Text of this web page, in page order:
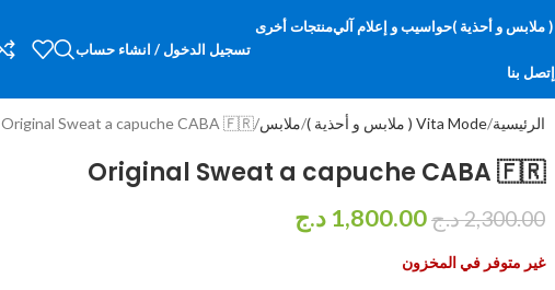
حواسيب و إعلام آليمنتجات أخرى
إتصل بنا
تسجيل الدخول / انشاء حساب
الرئيسية Vita Mode ( ملابس و أحذية ) ملابس Original Sweat a capuche CABA 🇫🇷
Original Sweat a capuche CABA 🇫🇷
2,300.00د.ج1,800.00 د.ج
غير متوفر في المخزون